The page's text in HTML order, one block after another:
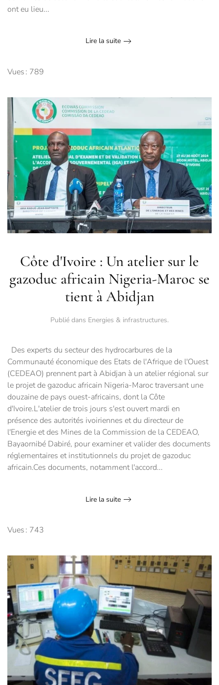
ont eu lieu...
Lire la suite
Vues : 789
Côte d'Ivoire : Un atelier sur le
gazoduc africain Nigeria-Maroc se
tient à Abidjan
Publié dans Energies & infrastructures.
Des experts du secteur des hydrocarbures de la
Communauté économique des Etats de l'Afrique de l'Ouest
(CEDEAO) prennent part à Abidjan à un atelier régional sur
le projet de gazoduc africain Nigeria-Maroc traversant une
douzaine de pays ouest-africains, dont la Côte
d'Ivoire.L'atelier de trois jours s'est ouvert mardi en
présence des autorités ivoiriennes et du directeur de
l'Energie et des Mines de la Commission de la CEDEAO,
Bayaornibé Dabiré, pour examiner et valider des documents
réglementaires et institutionnels du projet de gazoduc
africain.Ces documents, notamment l'accord...
Lire la suite
Vues : 743